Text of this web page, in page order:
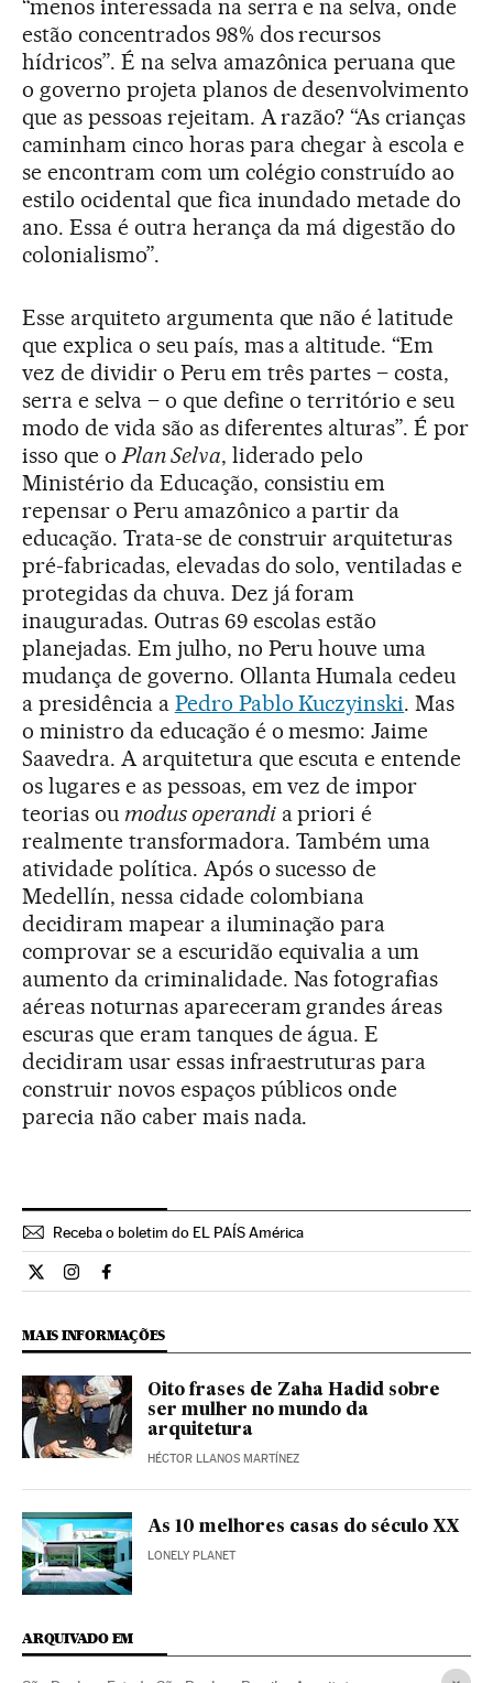
“menos interessada na serra e na selva, onde
estão concentrados 98% dos recursos
hídricos”. É na selva amazônica peruana que
o governo projeta planos de desenvolvimento
que as pessoas rejeitam. A razão? “As crianças
caminham cinco horas para chegar à escola e
se encontram com um colégio construído ao
estilo ocidental que fica inundado metade do
ano. Essa é outra herança da má digestão do
colonialismo”.
Esse arquiteto argumenta que não é latitude
que explica o seu país, mas a altitude. “Em
vez de dividir o Peru em três partes – costa,
serra e selva – o que define o território e seu
modo de vida são as diferentes alturas”. É por
isso que oPlan Selva, liderado pelo
Ministério da Educação, consistiu em
repensar o Peru amazônico a partir da
educação. Trata-se de construir arquiteturas
pré-fabricadas, elevadas do solo, ventiladas e
protegidas da chuva. Dez já foram
inauguradas. Outras 69 escolas estão
planejadas. Em julho, no Peru houve uma
mudança de governo. Ollanta Humala cedeu
a presidência a Pedro Pablo Kuczyinski. Mas
o ministro da educação é o mesmo: Jaime
Saavedra. A arquitetura que escuta e entende
os lugares e as pessoas, em vez de impor
teorias ou modus operandia priori é
realmente transformadora. Também uma
atividade política. Após o sucesso de
Medellín, nessa cidade colombiana
decidiram mapear a iluminação para
comprovar se a escuridão equivalia a um
aumento da criminalidade. Nas fotografias
aéreas noturnas apareceram grandes áreas
escuras que eram tanques de água. E
decidiram usar essas infraestruturas para
construir novos espaços públicos onde
parecia não caber mais nada.
Receba o boletim do EL PAÍS América
Cultura El País Brasil en Twitter
Cultura El País Brasil en Instagram
Cultura El País Brasil en Facebook
MAIS INFORMAÇÕES
Oito frases de Zaha Hadid sobre
ser mulher no mundo da
arquitetura
HÉCTOR LLANOS MARTÍNEZ
As 10 melhores casas do século XX
LONELY PLANET
ARQUIVADO EM